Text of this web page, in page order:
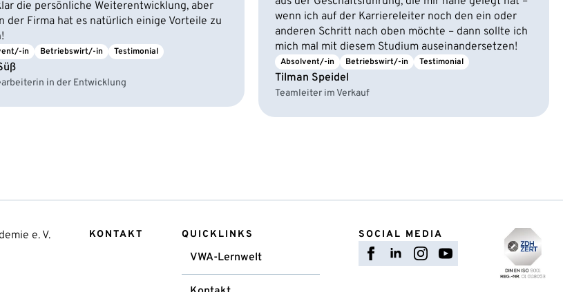
die persönliche Weiterentwicklung, aber
der Firma hat es natürlich einige Vorteile zu
in Betriebswirt/-in Testimonial
in der Entwicklung
wenn ich auf der Karriereleiter noch den ein oder
anderen Schritt nach oben möchte – dann sollte ich
mich mal mit diesem Studium auseinandersetzen!
Absolvent/-in Betriebswirt/-in Testimonial
Tilman Speidel
Teamleiter im Verkauf
e. V.
KONTAKT QUICKLINKS
VWA-Lernwelt
SOCIAL MEDIA